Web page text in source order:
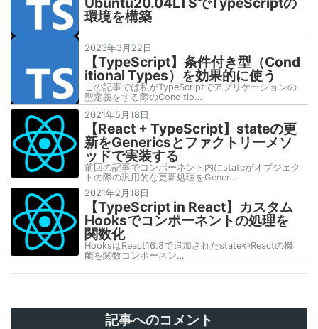
環境を構築
2023年3月22日
【TypeScript】条件付き型（Cond
itional Types）を効果的に使う
この記事では私がTypeScriptでアプリケーションの
型定義をする際のConditio…
2021年5月18日
【React + TypeScript】stateの更
新をGenericsとファクトリーメソ
ッドで実装する
前回の記事でコンポーネント内にstateがオブジェク
トの際の汎用的な更新処理をGener…
2021年2月18日
【TypeScript in React】カスタム
Hooksでコンポーネントの処理を
関数化
HooksはReact16.8で追加されたstateやReactの機
能を関数コンポーネン…
記事へのコメント